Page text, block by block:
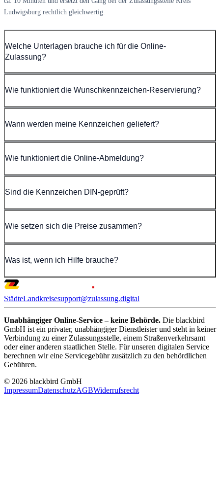
Ludwigsburg rechtlich gleichwertig.
Welche Unterlagen brauche ich für die Online-
Zulassung?
Wie funktioniert die Wunschkennzeichen-Reservierung?
Wann werden meine Kennzeichen geliefert?
Wie funktioniert die Online-Abmeldung?
Sind die Kennzeichen DIN-geprüft?
Wie setzen sich die Preise zusammen?
Was ist, wenn ich Hilfe brauche?
StädteLandkreisesupport@zulassung.digital
Unabhängiger Online-Service – keine Behörde. Die blackbird
GmbH ist ein privater, unabhängiger Dienstleister und steht in keiner
Verbindung zu einer Zulassungsstelle, einem Straßenverkehrsamt
oder einer anderen staatlichen Stelle. Für unseren digitalen Service
berechnen wir eine Servicegebühr zusätzlich zu den behördlichen
Gebühren.
© 2026 blackbird GmbH
ImpressumDatenschutzAGBWiderrufsrecht